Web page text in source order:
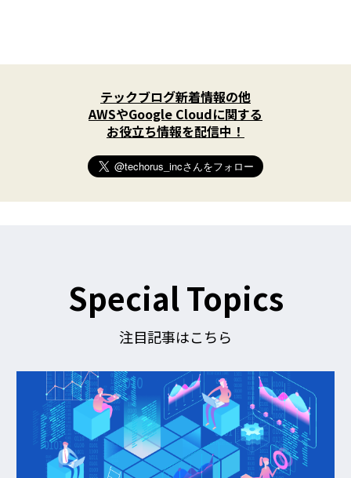
X
T
w
i
t
t
e
r
)
す
る
テックブログ新着情報の他
AWSやGoogle Cloudに関する
お役立ち情報を配信中！
Special Topics
注目記事はこちら